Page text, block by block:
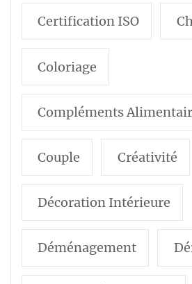
Certification ISO
Coloriage
Compléments
Couple Créativité
Décoration Intérieure
Déménagement